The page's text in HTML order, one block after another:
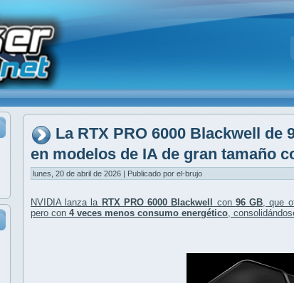
La RTX PRO 6000 Blackwell de
en modelos de IA de gran tamaño
lunes, 20 de abril de 2026 | Publicado por el-brujo
NVIDIA lanza la RTX PRO 6000 Blackwell con 96 GB , que
pero con 4 veces menos consumo energético ,